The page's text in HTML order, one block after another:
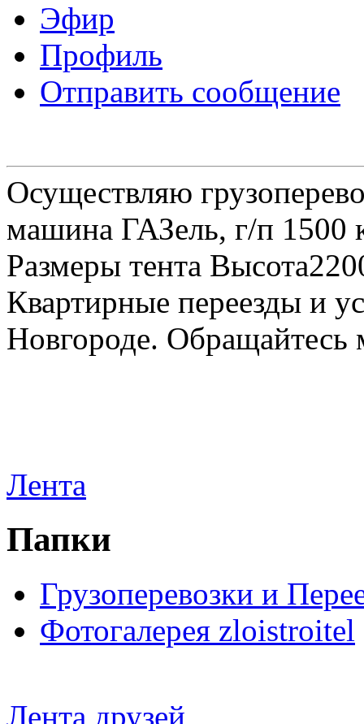
Эфир
Профиль
Отправить сообщение
Осуществляю
машина ГАЗель, г/п 1500
Размеры тента
Квартирные переезды и
Новгороде.
Лента
Папки
Грузоперевозки и
Фотогалерея zloistroitel
Лента друзей